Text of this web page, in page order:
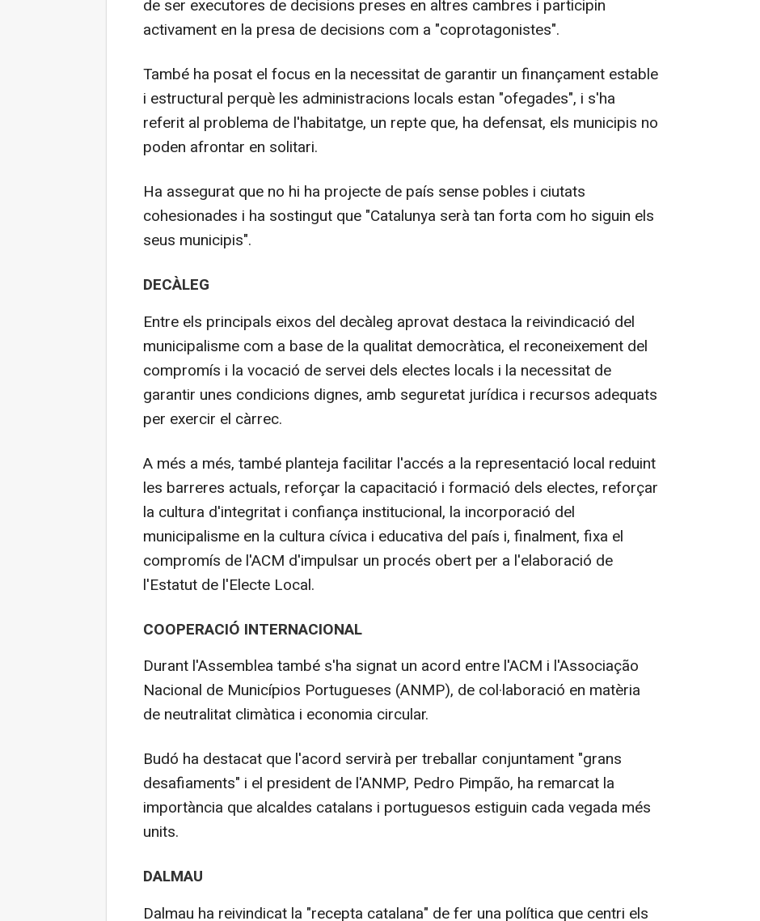
de ser executores de decisions preses en altres cambres i participin
activament en la presa de decisions com a "coprotagonistes".
També ha posat el focus en la necessitat de garantir un finançament estable
i estructural perquè les administracions locals estan "ofegades", i s'ha
referit al problema de l'habitatge, un repte que, ha defensat, els municipis no
poden afrontar en solitari.
Ha assegurat que no hi ha projecte de país sense pobles i ciutats
cohesionades i ha sostingut que "Catalunya serà tan forta com ho siguin els
seus municipis".
DECÀLEG
Entre els principals eixos del decàleg aprovat destaca la reivindicació del
municipalisme com a base de la qualitat democràtica, el reconeixement del
compromís i la vocació de servei dels electes locals i la necessitat de
garantir unes condicions dignes, amb seguretat jurídica i recursos adequats
per exercir el càrrec.
A més a més, també planteja facilitar l'accés a la representació local reduint
les barreres actuals, reforçar la capacitació i formació dels electes, reforçar
la cultura d'integritat i confiança institucional, la incorporació del
municipalisme en la cultura cívica i educativa del país i, finalment, fixa el
compromís de l'ACM d'impulsar un procés obert per a l'elaboració de
l'Estatut de l'Electe Local.
COOPERACIÓ INTERNACIONAL
Durant l'Assemblea també s'ha signat un acord entre l'ACM i l'Associação
Nacional de Municípios Portugueses (ANMP), de col·laboració en matèria
de neutralitat climàtica i economia circular.
Budó ha destacat que l'acord servirà per treballar conjuntament "grans
desafiaments" i el president de l'ANMP, Pedro Pimpão, ha remarcat la
importància que alcaldes catalans i portuguesos estiguin cada vegada més
units.
DALMAU
Dalmau ha reivindicat la "recepta catalana" de fer una política que centri els